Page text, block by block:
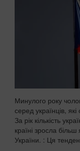
Минулого року
серед українців,
За рік кількість
країні зросла
України. : Ця